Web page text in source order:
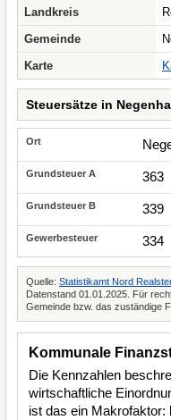
Landkreis
Gemeinde
Karte
Steuersätze in
363
339
334
Quelle: Statistikamt Nord
Datenstand 01.01.2025. Für
Gemeinde bzw. das zuständige
Kommunale
Die Kennzahlen
wirtschaftliche
ist das ein Makrofaktor: